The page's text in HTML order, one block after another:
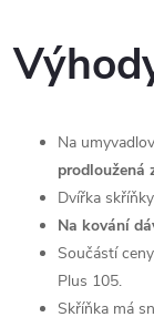
Na
prodloužená
Dvířka
Na kování
Součástí
Plus 105.
Skříňka má